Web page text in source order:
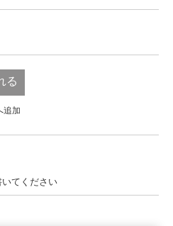
る
追加
いてください